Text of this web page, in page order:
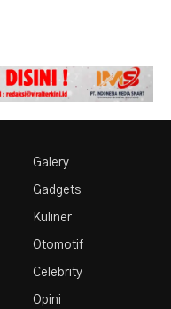
Galery
Gadgets
Kuliner
Otomotif
Celebrity
Opini